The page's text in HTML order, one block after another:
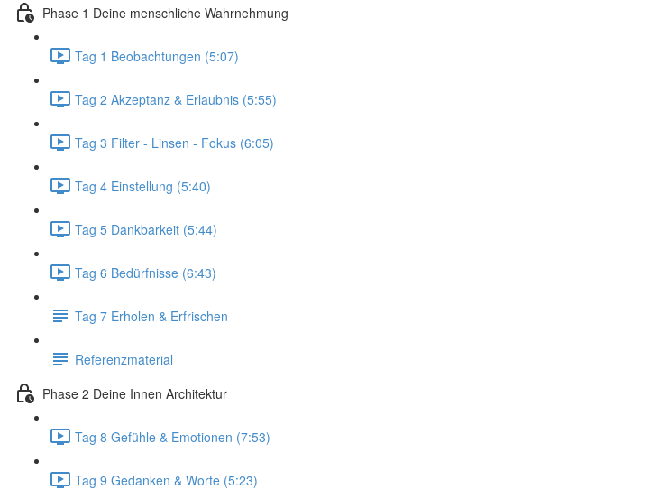
Phase 1 Deine menschliche Wahrnehmung
Tag 1 Beobachtungen (5:07)
Tag 2 Akzeptanz & Erlaubnis (5:55)
Tag 3 Filter - Linsen - Fokus (6:05)
Tag 4 Einstellung (5:40)
Tag 5 Dankbarkeit (5:44)
Tag 6 Bedürfnisse (6:43)
Tag 7 Erholen & Erfrischen
Referenzmaterial
Phase 2 Deine Innen Architektur
Tag 8 Gefühle & Emotionen (7:53)
Tag 9 Gedanken & Worte (5:23)